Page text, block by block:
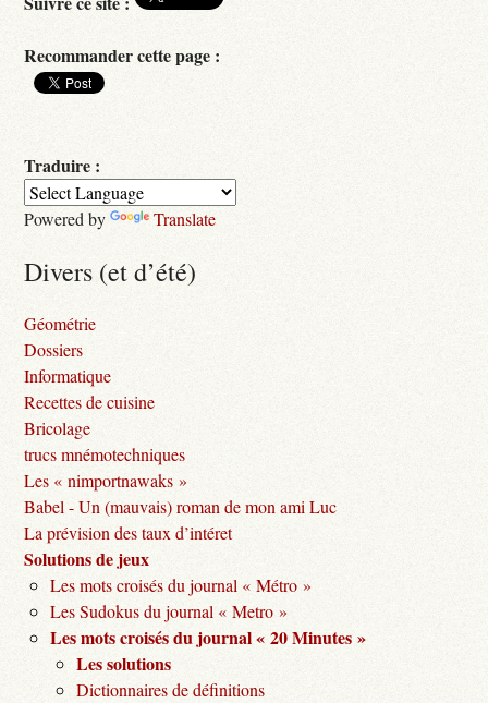
Recommander cette page :
Traduire :
Powered by Translate
Divers (et d’été)
Géométrie
Dossiers
Informatique
Recettes de cuisine
Bricolage
trucs mnémotechniques
Les « nimportnawaks »
Babel - Un (mauvais) roman de mon ami Luc
La prévision des taux d’intéret
Solutions de jeux
Les mots croisés du journal « Métro »
Les Sudokus du journal « Metro »
Les mots croisés du journal « 20 Minutes »
Les solutions
Dictionnaires de définitions